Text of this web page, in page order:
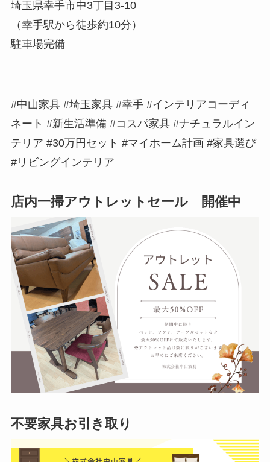
埼玉県幸手市中3丁目3-10
（幸手駅から徒歩約10分）
駐車場完備
​#中山家具 #埼玉家具 #幸手 #インテリアコーディ
ネート #新生活準備 #コスパ家具 #ナチュラルイン
テリア #30万円セット #マイホーム計画 #家具選び
#リビングインテリア
店内一掃アウトレットセール 開催中
不要家具お引き取り